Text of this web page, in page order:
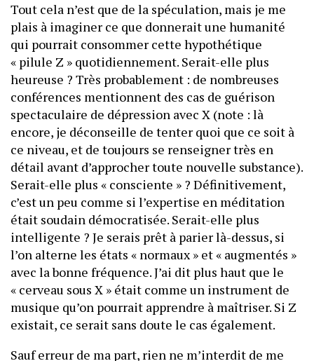
Tout cela n’est que de la spéculation, mais je me
plais à imaginer ce que donnerait une humanité
qui pourrait consommer cette hypothétique
« pilule Z » quotidiennement. Serait-elle plus
heureuse ? Très probablement : de nombreuses
conférences mentionnent des cas de guérison
spectaculaire de dépression avec X (note : là
encore, je déconseille de tenter quoi que ce soit à
ce niveau, et de toujours se renseigner très en
détail avant d’approcher toute nouvelle substance).
Serait-elle plus « consciente » ? Définitivement,
c’est un peu comme si l’expertise en méditation
était soudain démocratisée. Serait-elle plus
intelligente ? Je serais prêt à parier là-dessus, si
l’on alterne les états « normaux » et « augmentés »
avec la bonne fréquence. J’ai dit plus haut que le
« cerveau sous X » était comme un instrument de
musique qu’on pourrait apprendre à maîtriser. Si Z
existait, ce serait sans doute le cas également.
Sauf erreur de ma part, rien ne m’interdit de me